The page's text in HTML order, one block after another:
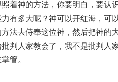
着神的方法，你要明白，要认
有多大呢？神可以开红海，可
法去侍奉这位神，然后把神的
判人家教会了，我不是批判人
管。